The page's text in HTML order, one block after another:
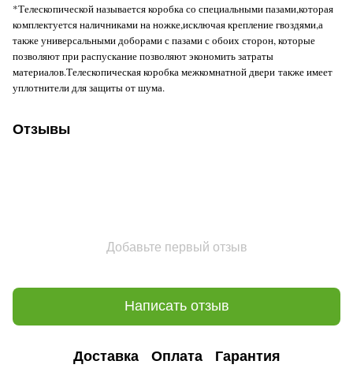
*Телескопической называется коробка со специальными пазами,которая
комплектуется наличниками на ножке,исключая крепление гвоздями,а
также универсальными доборами с пазами с обоих сторон, которые
позволяют при распускание позволяют экономить затраты
материалов.Телескопическая коробка межкомнатной двери также имеет
уплотнители для защиты от шума.
Отзывы
Добавьте первый отзыв
Написать отзыв
Доставка Оплата Гарантия